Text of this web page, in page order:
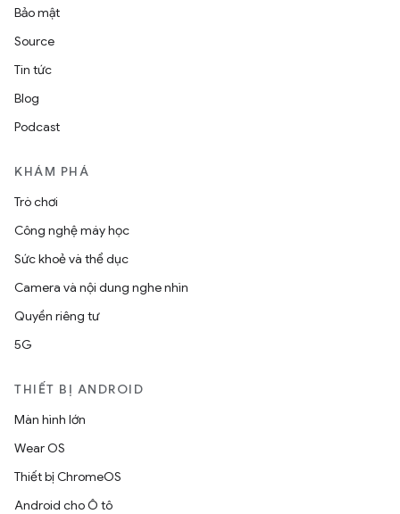
Bảo mật
Source
Tin tức
Blog
Podcast
KHÁM PHÁ
Trò chơi
Công nghệ máy học
Sức khoẻ và thể dục
Camera và nội dung nghe nhìn
Quyền riêng tư
5G
THIẾT BỊ ANDROID
Màn hình lớn
Wear OS
Thiết bị ChromeOS
Android cho Ô tô